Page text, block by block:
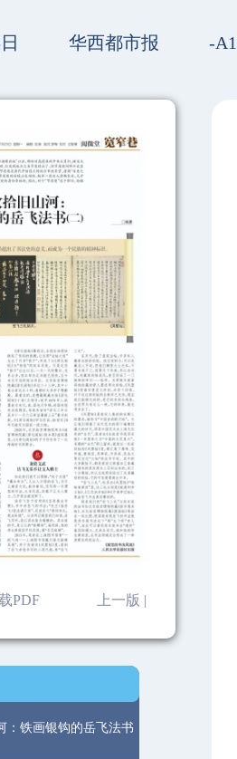
华西都市报 -
PDF 上一版 |
：铁画银钩的岳飞法书